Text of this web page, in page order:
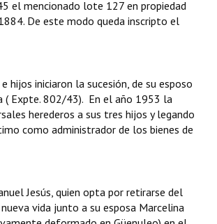
el mencionado lote 127 en propiedad
De este modo queda inscripto el
iniciaron la sucesión, de su esposo
( Expte. 802/43). En el año 1953 la
herederos a sus tres hijos y legando
como administrador de los bienes de
Jesús, quien opta por retirarse del
vida junto a su esposa Marcelina